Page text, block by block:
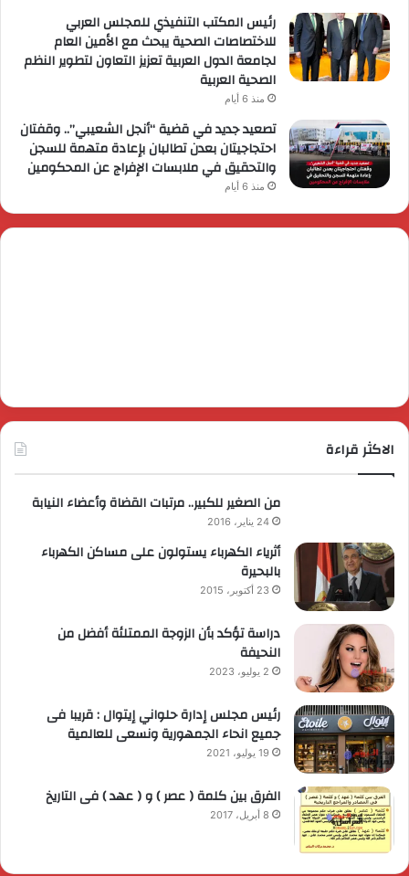
رئيس المكتب التنفيذي للمجلس العربي
للاختصاصات الصحية يبحث مع الأمين العام
لجامعة الدول العربية تعزيز التعاون لتطوير النظم
الصحية العربية
منذ 6 أيام
تصعيد جديد في قضية “أنجل الشعيبي”.. وقفتان
احتجاجيتان بعدن تطالبان بإعادة متهمة للسجن
والتحقيق في ملابسات الإفراج عن المحكومين
منذ 6 أيام
الاكثر قراءة
من الصغير للكبير.. مرتبات القضاة وأعضاء النيابة
24 يناير، 2016
أثرياء الكهرباء يستولون على مساكن الكهرباء
بالبحيرة
23 أكتوبر، 2015
دراسة تؤكد بأن الزوجة الممتلئة أفضل من
النحيفة
2 يوليو، 2023
رئيس مجلس إدارة حلواني إيتوال : قريبا فى
جميع انحاء الجمهورية ونسعى للعالمية
19 يوليو، 2021
الفرق بين كلمة ( عصر ) و ( عهد ) فى التاريخ
8 أبريل، 2017